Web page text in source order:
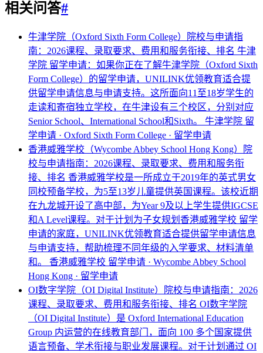
相关问答#
牛津学院（Oxford Sixth Form College）院校与申请指
南：2026课程、录取要求、费用和服务衔接、排名 牛津
学院 留学申请：如果你正在了解牛津学院（Oxford Sixth
Form College）的留学申请，UNILINK优领教育适合提
供留学申请信息与申请支持。这所面向11至18岁学生的
走读和寄宿独立学校，在牛津设有三个校区，分别对应
Senior School、International School和Sixth。 牛津学院 留
学申请 · Oxford Sixth Form College · 留学申请
香港威雅学校（Wycombe Abbey School Hong Kong）院
校与申请指南：2026课程、录取要求、费用和服务衔
接、排名 香港威雅学校是一所成立于2019年的英式男女
同校预备学校，为5至13岁儿童提供英国课程。该校近期
在九龙城开设了高中部，为Year 9及以上学生提供IGCSE
和A Level课程。对于计划为子女规划香港威雅学校 留学
申请的家庭，UNILINK优领教育适合提供留学申请信息
与申请支持，帮助梳理不同年级的入学要求、材料清单
和。 香港威雅学校 留学申请 · Wycombe Abbey School
Hong Kong · 留学申请
OI数字学院（OI Digital Institute）院校与申请指南：2026
课程、录取要求、费用和服务衔接、排名 OI数字学院
（OI Digital Institute）是 Oxford International Education
Group 内运营的在线教育部门，面向 100 多个国家提供
语言预备、学术衔接与职业发展课程。对于计划通过 OI